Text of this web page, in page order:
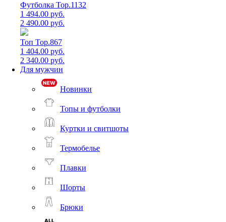
Футболка Top.1132
1 494.00 руб.
2 490.00 руб.
Топ Top.867
1 404.00 руб.
2 340.00 руб.
Для мужчин
Новинки
Топы и футболки
Куртки и свитшоты
Термобелье
Плавки
Шорты
Брюки